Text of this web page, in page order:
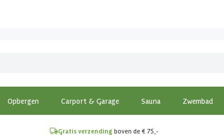
Opbergen Carport & Garage Sauna Zwembad
Gratis verzending boven de € 75,-